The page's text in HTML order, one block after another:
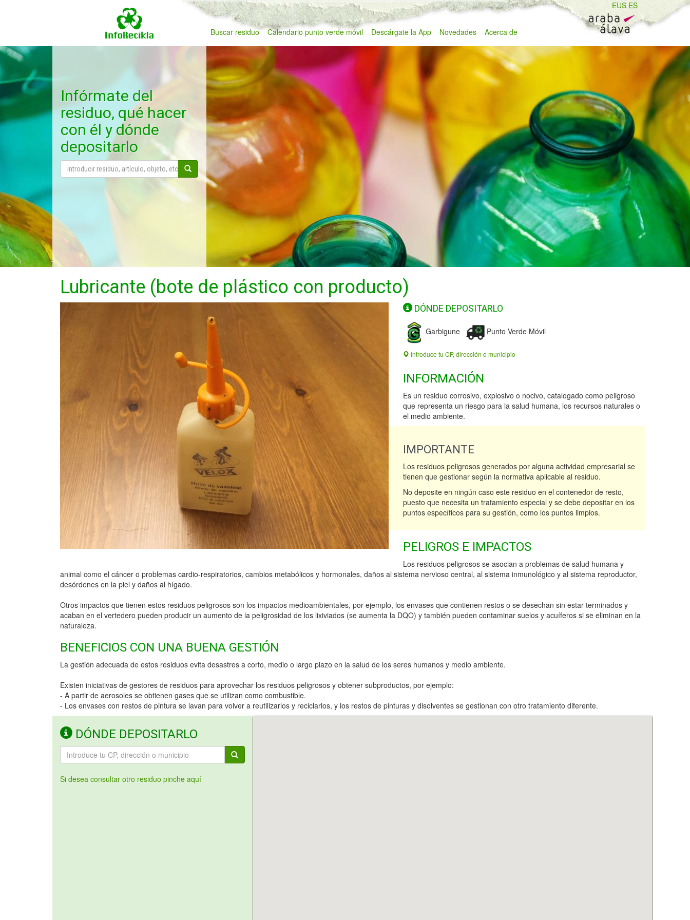
EUS ES
Buscar residuo Calendario punto verde móvil Descárgate la App Novedades Acerca de
Infórmate del
residuo, qué hacer
con él y dónde
depositarlo
Lubricante (bote de plástico con producto)
DÓNDE DEPOSITARLO
Garbigune Punto Verde Móvil
Introduce tu CP, dirección o municipio
INFORMACIÓN
Es un residuo corrosivo, explosivo o nocivo, catalogado como peligroso
que representa un riesgo para la salud humana, los recursos naturales o
el medio ambiente.
IMPORTANTE
Los residuos peligrosos generados por alguna actividad empresarial se
tienen que gestionar según la normativa aplicable al residuo.
No deposite en ningún caso este residuo en el contenedor de resto,
puesto que necesita un tratamiento especial y se debe depositar en los
puntos específicos para su gestión, como los puntos limpios.
PELIGROS E IMPACTOS
Los residuos peligrosos se asocian a problemas de salud humana y
animal como el cáncer o problemas cardio-respiratorios, cambios metabólicos y hormonales, daños al sistema nervioso central, al sistema inmunológico y al sistema reproductor,
desórdenes en la piel y daños al hígado.
Otros impactos que tienen estos residuos peligrosos son los impactos medioambientales, por ejemplo, los envases que contienen restos o se desechan sin estar terminados y
acaban en el vertedero pueden producir un aumento de la peligrosidad de los lixiviados (se aumenta la DQO) y también pueden contaminar suelos y acuíferos si se eliminan en la
naturaleza.
BENEFICIOS CON UNA BUENA GESTIÓN
La gestión adecuada de estos residuos evita desastres a corto, medio o largo plazo en la salud de los seres humanos y medio ambiente.
Existen iniciativas de gestores de residuos para aprovechar los residuos peligrosos y obtener subproductos, por ejemplo:
- A partir de aerosoles se obtienen gases que se utilizan como combustible.
- Los envases con restos de pintura se lavan para volver a reutilizarlos y reciclarlos, y los restos de pinturas y disolventes se gestionan con otro tratamiento diferente.
DÓNDE DEPOSITARLO
Si desea consultar otro residuo pinche aquí